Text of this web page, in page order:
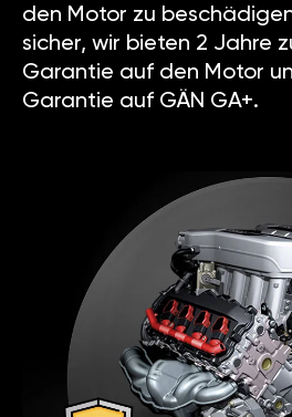
den Motor zu
sicher, wir bieten 2 Jahre
Garantie auf den Motor
Garantie auf GÄN GA+.